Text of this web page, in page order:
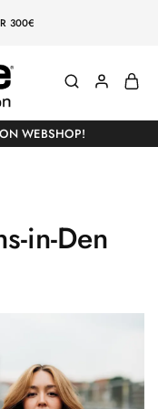
300€
WEBSHOP!
in-Den